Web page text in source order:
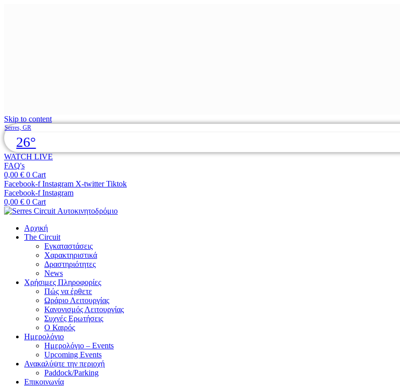
Skip to content
Serres, GR
26°
WATCH LIVE
FAQ's
0,00 € 0 Cart
Facebook-f Instagram X-twitter Tiktok
Facebook-f Instagram
0,00 € 0 Cart
Αρχική
The Circuit
Εγκαταστάσεις
Χαρακτηριστικά
Δραστηριότητες
News
Χρήσιμες Πληροφορίες
Πώς να έρθετε
Ωράριο Λειτουργίας
Κανονισμός Λειτουργίας
Συχνές Ερωτήσεις
Ο Καιρός
Ημερολόγιο
Ημερολόγιο – Events
Upcoming Events
Ανακαλύψτε την περιοχή
Paddock/Parking
Επικοινωνία